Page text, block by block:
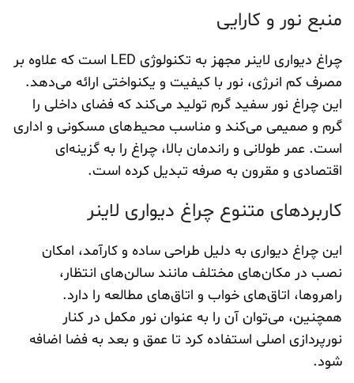
منبع نور و کارایی
چراغ دیواری لاینر مجهز به تکنولوژی LED است که علاوه بر
مصرف کم انرژی، نور با کیفیت و یکنواختی ارائه می‌دهد.
این چراغ نور سفید گرم تولید می‌کند که فضای داخلی را
گرم و صمیمی می‌کند و مناسب محیط‌های مسکونی و اداری
است. عمر طولانی و راندمان بالا، چراغ را به گزینه‌ای
اقتصادی و مقرون به صرفه تبدیل کرده است.
کاربردهای متنوع چراغ دیواری لاینر
این چراغ دیواری به دلیل طراحی ساده و کارآمد، امکان
نصب در مکان‌های مختلف مانند سالن‌های انتظار،
راهروها، اتاق‌های خواب و اتاق‌های مطالعه را دارد.
همچنین، می‌توان آن را به عنوان نور مکمل در کنار
نورپردازی اصلی استفاده کرد تا عمق و بعد به فضا اضافه
شود.